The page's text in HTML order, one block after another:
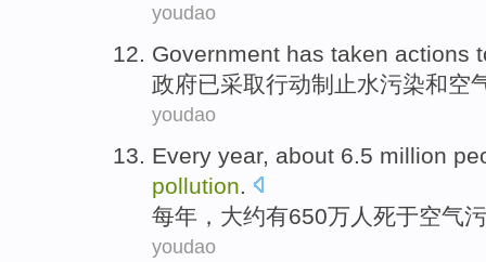
youdao
Government has taken actions
政府已采取行动制止水污染和空
youdao
Every year, about 6.5 million
pollution
每年，大约有650万人死于空气
youdao